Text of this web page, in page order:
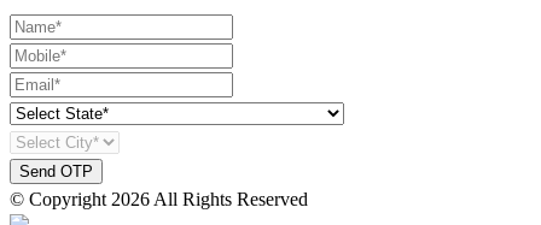
Send OTP
© Copyright 2026 All Rights Reserved